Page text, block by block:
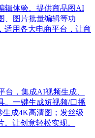
辑体验。提供商品图AI
、图片批量编辑等功
适用各大电商平台，让商
，集成AI视频生成、
。一键生成短视频/口播
生成4K高清图；发丝级
让创意轻松实现。